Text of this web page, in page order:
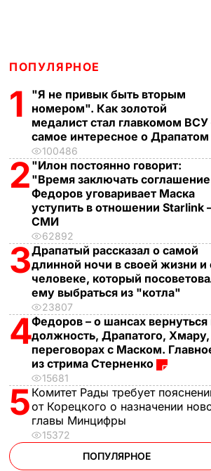
ПОПУЛЯРНОЕ
1
"Я не привык быть вторым
номером". Как золотой
медалист стал главкомом ВСУ
самое интересное о Драпатом
100486
2 "Илон постоянно говорит:
"Время заключать
Федоров уговаривает Маска
уступить в отношении Starlink
СМИ
62892
3Драпатый рассказал о самой
длинной ночи в своей жизни и
человеке, который
ему выбраться из "котла"
23807
4Федоров – о шансах вернуться
должность, Драпатого, Хмару,
переговорах с Маском.
из стрима Стерненко
15681
5 Комитет Рады требует
от Корецкого о назначении
главы Минцифры
15372
ПОПУЛЯРНОЕ